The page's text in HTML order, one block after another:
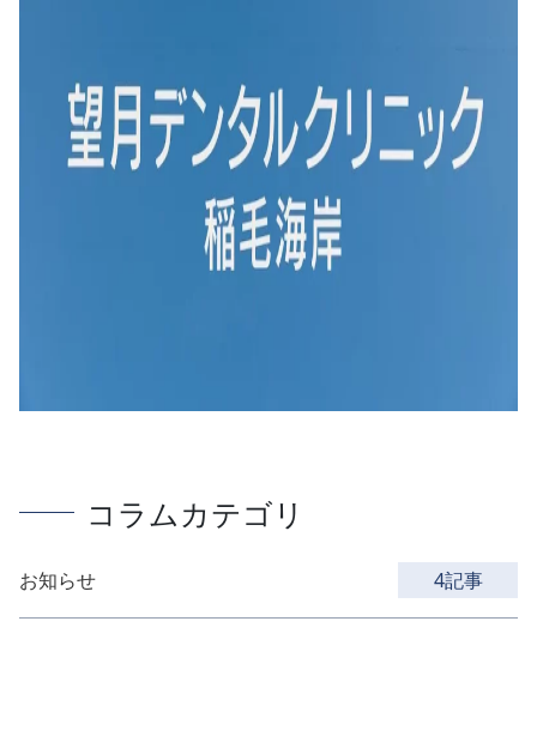
コラムカテゴリ
お知らせ 4記事